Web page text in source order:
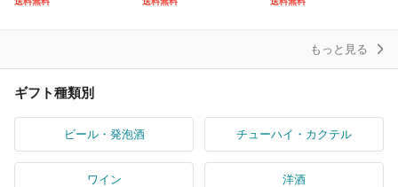
C限定パッケージ『G
3種飲み比べセット『GI
もっと見る
ギフト種類別
ビール・発泡酒 チューハイ・カクテル
ワイン 洋酒